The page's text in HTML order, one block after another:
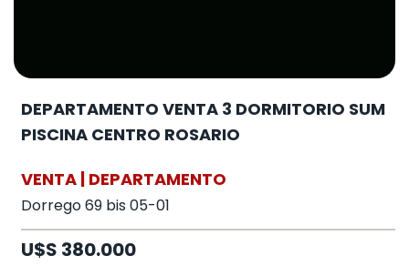
DEPARTAMENTO VENTA 3 DORMITORIO SUM
PISCINA CENTRO ROSARIO
VENTA | DEPARTAMENTO
Dorrego 69 bis 05-01
U$S 380.000